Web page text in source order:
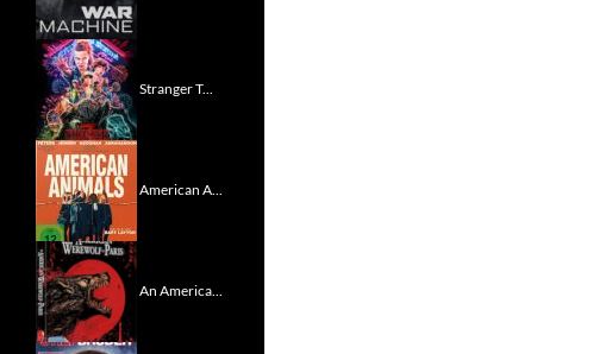
Stranger T...
American A...
An America...